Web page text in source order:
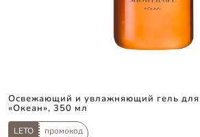
Освежающий и увлажняющий гель
«Океан», 350 мл
LETO промокод